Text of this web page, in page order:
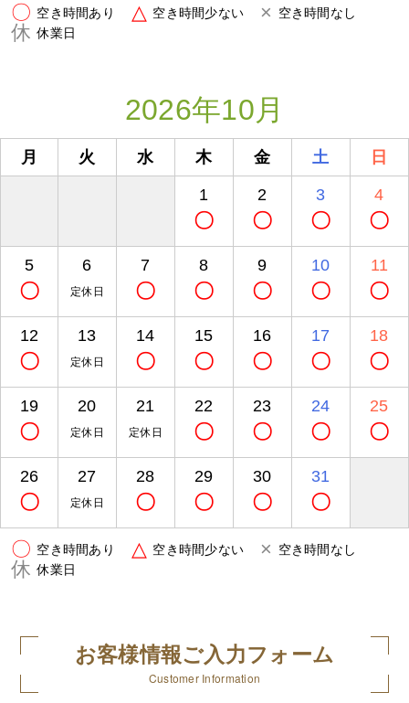
〇 空き時間あり △ 空き時間少ない × 空き時間なし
休 休業日
2026年10月
月 火 水 木 金 土 日
1
〇
2
〇
3
〇
4
〇
5
〇
6
定休日
7
〇
8
〇
9
〇
10
〇
11
〇
12
〇
13
定休日
14
〇
15
〇
16
〇
17
〇
18
〇
19
〇
20
定休日
21
定休日
22
〇
23
〇
24
〇
25
〇
26
〇
27
定休日
28
〇
29
〇
30
〇
31
〇
〇 空き時間あり △ 空き時間少ない × 空き時間なし
休 休業日
お客様情報ご入力フォーム
Customer Information